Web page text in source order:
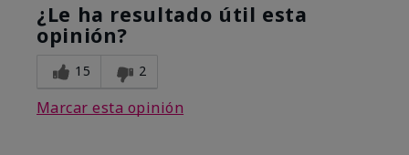
¿Le ha resultado útil esta
opinión?
15 2
Marcar esta opinión